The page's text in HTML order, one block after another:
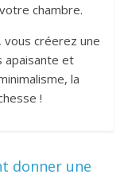
chambre.
vous créerez une
apaisante et
la
!
donner une